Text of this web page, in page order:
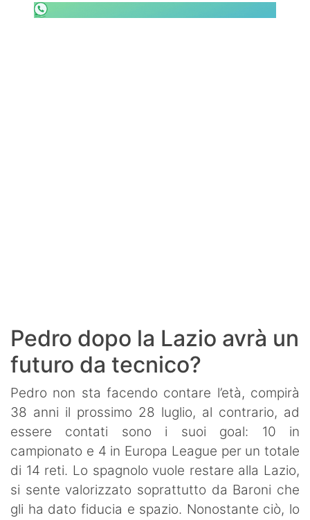
SHOP LAZIO
Pedro dopo la Lazio avrà un
futuro da tecnico?
Pedro non sta facendo contare l’età, compirà
38 anni il prossimo 28 luglio, al contrario, ad
essere contati sono i suoi goal: 10 in
campionato e 4 in Europa League per un totale
di 14 reti. Lo spagnolo vuole restare alla Lazio,
si sente valorizzato soprattutto da Baroni che
gli ha dato fiducia e spazio. Nonostante ciò, lo